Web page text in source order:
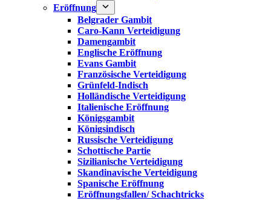
Eröffnung
Belgrader Gambit
Caro-Kann Verteidigung
Damengambit
Englische Eröffnung
Evans Gambit
Französische Verteidigung
Grünfeld-Indisch
Holländische Verteidigung
Italienische Eröffnung
Königsgambit
Königsindisch
Russische Verteidigung
Schottische Partie
Sizilianische Verteidigung
Skandinavische Verteidigung
Spanische Eröffnung
Eröffnungsfallen/ Schachtricks